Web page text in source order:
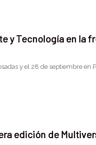
y Tecnología en la
y el 28 de septiembre en
edición de